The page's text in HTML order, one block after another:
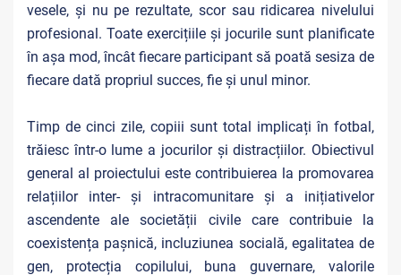
vesele, şi nu pe rezultate, scor sau ridicarea nivelului
profesional. Toate exercițiile şi jocurile sunt planificate
în aşa mod, încât fiecare participant să poată sesiza de
fiecare dată propriul succes, fie şi unul minor.
Timp de cinci zile, copiii sunt total implicați în fotbal,
trăiesc într-o lume a jocurilor şi distracțiilor. Obiectivul
general al proiectului este contribuierea la promovarea
relațiilor inter- și intracomunitare și a inițiativelor
ascendente ale societății civile care contribuie la
coexistența pașnică, incluziunea socială, egalitatea de
gen, protecția copilului, buna guvernare, valorile